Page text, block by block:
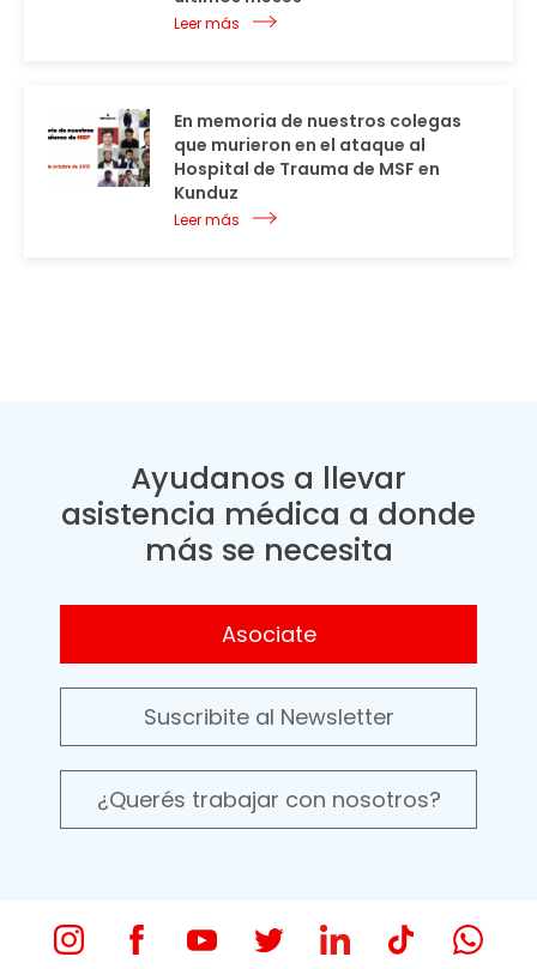
Leer más
En memoria de nuestros colegas
que murieron en el ataque al
Hospital de Trauma de MSF en
Kunduz
Leer más
Ayudanos a llevar
asistencia médica a donde
más se necesita
Asociate
Suscribite al Newsletter
¿Querés trabajar con nosotros?